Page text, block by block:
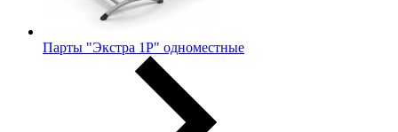
Парты "Экстра 1Р" одноместные